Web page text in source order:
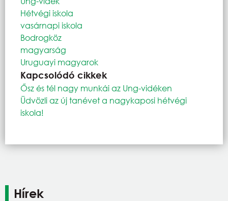
Hétvégi iskola
vasárnapi iskola
Bodrogköz
magyarság
Uruguayi magyarok
Kapcsolódó cikkek
Ősz és tél nagy munkái az Ung-vidéken
Üdvözli az új tanévet a nagykaposi hétvégi
iskola!
Hírek